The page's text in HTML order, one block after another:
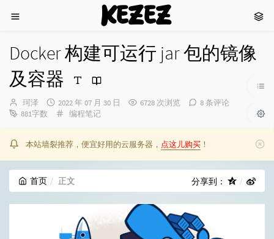
KEZEZ
Docker 构建可运行 jar 包的镜像
及容器
博
主：
珂泽
发
布
2022 年 07 月 30 日 6728 次浏览
8 条评论
881字数
分
编程笔记
本站墙裂推荐，便宜好用的云服务器， 点这儿购买 ！
首页 正文 分享到：